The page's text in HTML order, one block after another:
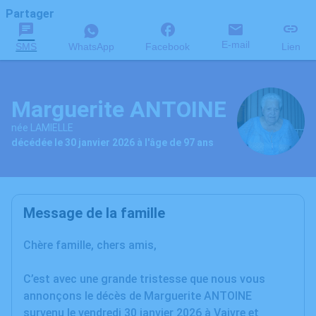
Partager
SMS WhatsApp Facebook E-mail Lien
Marguerite ANTOINE
née LAMIELLE
décédée le 30 janvier 2026 à l'âge de 97 ans
Message de la famille
Chère famille, chers amis,
C’est avec une grande tristesse que nous vous
annonçons le décès de Marguerite ANTOINE
survenu le vendredi 30 janvier 2026 à Vaivre et